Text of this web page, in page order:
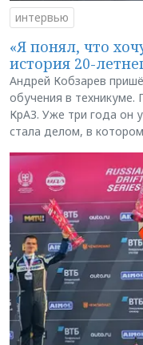
интервью
«Я понял, что
история 20-
Андрей Кобзарев
обучения в техникуме.
КрАЗ. Уже три года он
стала делом, в